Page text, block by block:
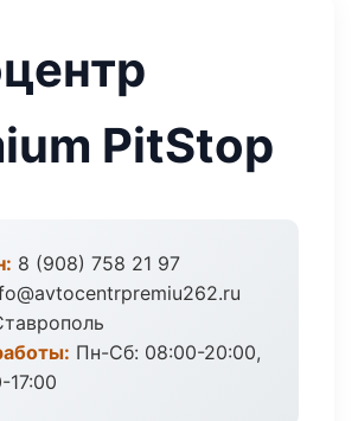
PitStop
8 (908) 758 21 97
Пн-Сб: 08:00-20:00,
17:00